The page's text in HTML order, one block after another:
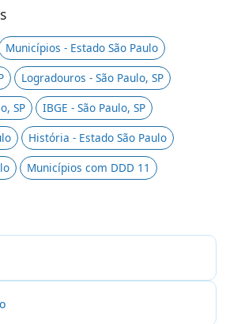
Municípios - Estado São Paulo
Logradouros - São Paulo, SP
SP
IBGE - São Paulo, SP
História - Estado São Paulo
Municípios com DDD 11